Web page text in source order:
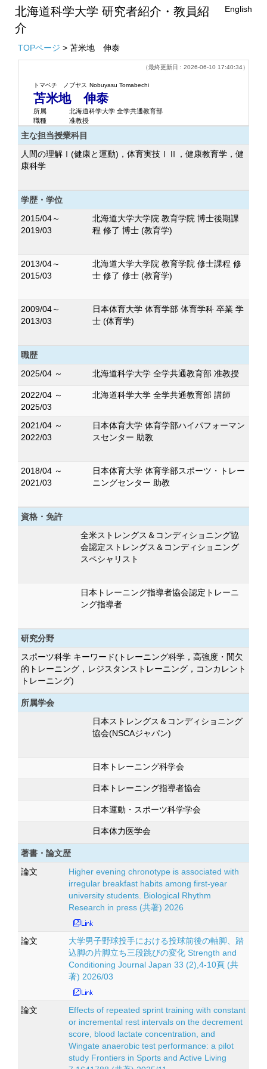
北海道科学大学 研究者紹介・教員紹
介
English
TOPページ > 苫米地 伸泰
（最終更新日 : 2026-06-10 17:40:34）
トマベチ ノブヤス Nobuyasu Tomabechi
苫米地 伸泰
所属
北海道科学大学 全学共通教育部
職種
准教授
主な担当授業科目
人間の理解Ⅰ(健康と運動)，体育実技ⅠⅡ，健康教育学，健
康科学
学歴・学位
2015/04～
2019/03
北海道大学大学院 教育学院 博士後期課
程 修了 博士 (教育学)
2013/04～
2015/03
北海道大学大学院 教育学院 修士課程 修
士 修了 修士 (教育学)
2009/04～
2013/03
日本体育大学 体育学部 体育学科 卒業 学
士 (体育学)
職歴
2025/04 ～
北海道科学大学 全学共通教育部 准教授
2022/04 ～
2025/03
北海道科学大学 全学共通教育部 講師
2021/04 ～
2022/03
日本体育大学 体育学部ハイパフォーマン
スセンター 助教
2018/04 ～
2021/03
日本体育大学 体育学部スポーツ・トレー
ニングセンター 助教
資格・免許
全米ストレングス＆コンディショニング協
会認定ストレングス＆コンディショニング
スペシャリスト
日本トレーニング指導者協会認定トレーニ
ング指導者
研究分野
スポーツ科学 キーワード(トレーニング科学，高強度・間欠
的トレーニング，レジスタンストレーニング，コンカレント
トレーニング)
所属学会
日本ストレングス＆コンディショニング
協会(NSCAジャパン)
日本トレーニング科学会
日本トレーニング指導者協会
日本運動・スポーツ科学学会
日本体力医学会
著書・論文歴
論文
Higher evening chronotype is associated with
irregular breakfast habits among first-year
university students. Biological Rhythm
Research in press (共著) 2026
論文
大学男子野球投手における投球前後の軸脚、踏
込脚の片脚立ち三段跳びの変化 Strength and
Conditioning Journal Japan 33 (2),4-10頁 (共
著) 2026/03
論文
Effects of repeated sprint training with constant
or incremental rest intervals on the decrement
score, blood lactate concentration, and
Wingate anaerobic test performance: a pilot
study Frontiers in Sports and Active Living